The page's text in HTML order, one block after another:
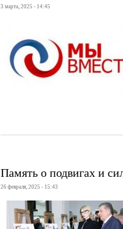
3 марта, 2025 - 14:45
Память о подвигах и
26 февраля, 2025 - 15:43